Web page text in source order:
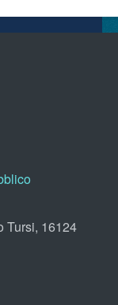
Tursi, 16124